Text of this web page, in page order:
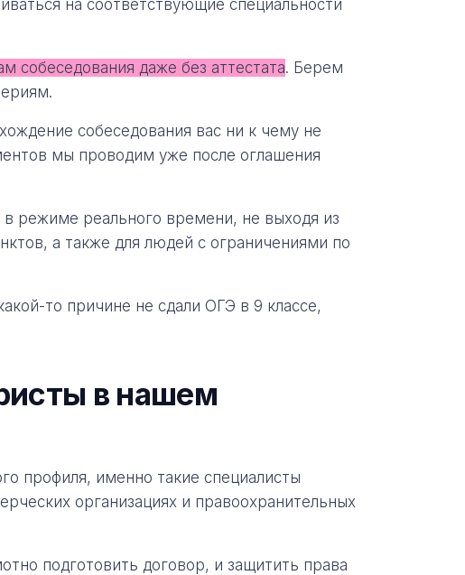
на соответствующие специальности
собеседования даже без аттестата. Берем
собеседования вас ни к чему не
мы проводим уже после оглашения
в режиме реального времени, не выходя из
а также для людей с ограничениями по
то причине не сдали ОГЭ в 9 классе,
в нашем
профиля, именно такие специалисты
организациях и правоохранительных
подготовить договор, и защитить права